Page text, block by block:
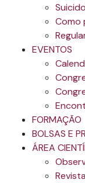
Como
EVENTOS
FORMAÇÃO
BOLSAS E
ÁREA